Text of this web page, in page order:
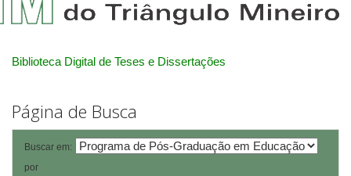
Biblioteca Digital de Teses e Dissertações
Página de Busca
Buscar em:
por